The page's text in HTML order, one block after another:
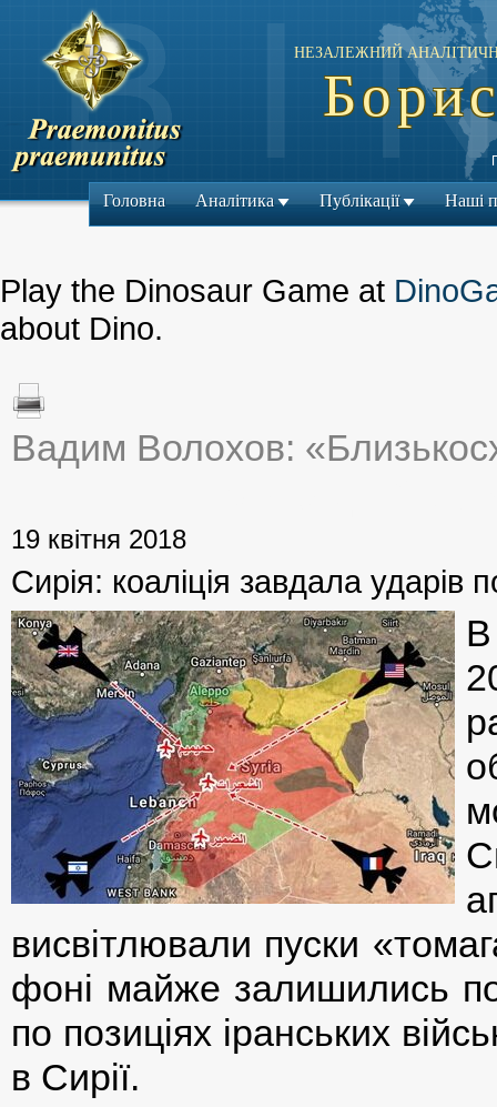
НЕЗАЛЕЖНИЙ
Головна Аналітика Публікації Наші
Play the Dinosaur Game at
about Dino.
Вадим Волохов:
19 квітня 2018
Сирія: коаліція завдала ударів
висвітлювали пуски
фоні майже залишились
по позиціях іранських
в Сирії.